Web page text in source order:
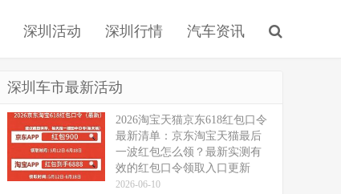
深圳活动 深圳行情 汽车资讯
深圳车市最新活动
2026淘宝天猫京东618红包口令
最新清单：京东淘宝天猫最后
一波红包怎么领？最新实测有
效的红包口令领取入口更新
2026-06-10